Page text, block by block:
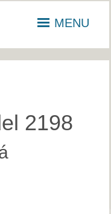
MENU
2198